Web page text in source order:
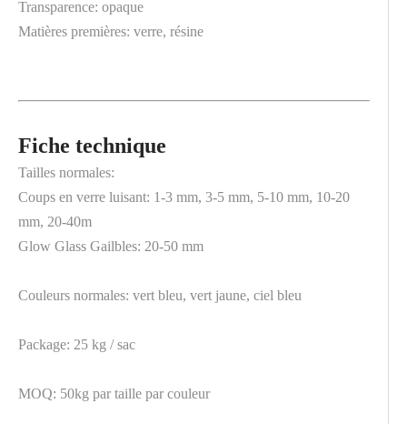
Transparence: opaque
Matières premières: verre, résine
Fiche technique
Tailles normales:
Coups en verre luisant: 1-3 mm, 3-5 mm, 5-10 mm, 10-20
mm, 20-40m
Glow Glass Gailbles: 20-50 mm
Couleurs normales: vert bleu, vert jaune, ciel bleu
Package: 25 kg / sac
MOQ: 50kg par taille par couleur